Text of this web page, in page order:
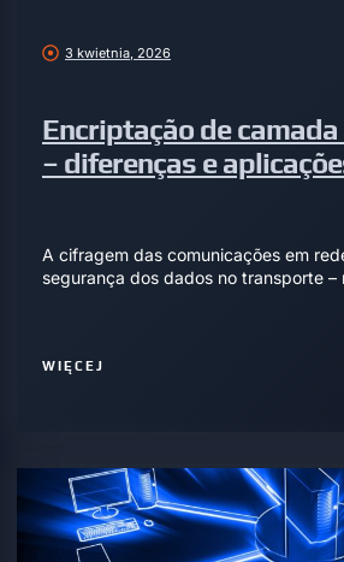
3 kwietnia, 2026
Encriptação de camada
– diferenças e
A cifragem das comunicações em
segurança dos dados no transporte –
WIĘCEJ